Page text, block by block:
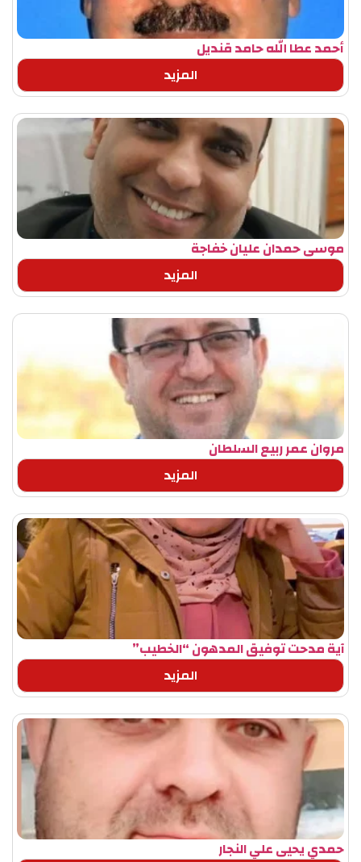
أحمد عطا الله حامد قنديل
المزيد
موسى حمدان عليان خفاجة
المزيد
مروان عمر ربيع السلطان
المزيد
آية مدحت توفيق المدهون “الخطيب”
المزيد
حمدي يحيى علي النجار